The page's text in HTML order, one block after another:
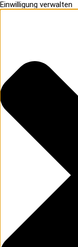
Einwilligung verwalten